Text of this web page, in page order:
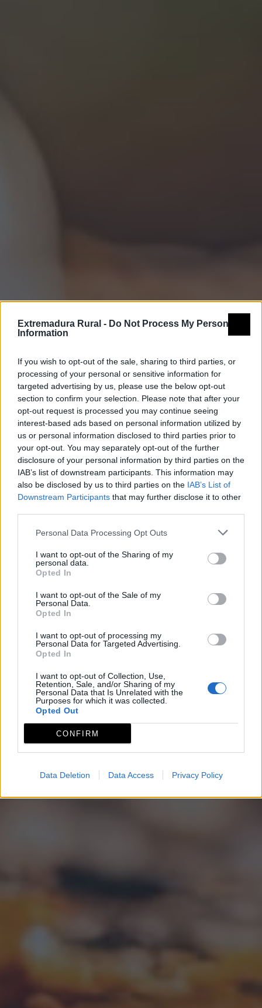
Extremadura Rural - Do Not Process My Personal
Information
If you wish to opt-out of the sale, sharing to third parties, or
processing of your personal or sensitive information for
targeted advertising by us, please use the below opt-out
section to confirm your selection. Please note that after your
opt-out request is processed you may continue seeing
interest-based ads based on personal information utilized by
us or personal information disclosed to third parties prior to
your opt-out. You may separately opt-out of the further
disclosure of your personal information by third parties on the
IAB’s list of downstream participants. This information may
also be disclosed by us to third parties on the IAB’s List of
Downstream Participants that may further disclose it to other
Personal Data Processing Opt Outs
I want to opt-out of the Sharing of my
personal data.
Opted In
I want to opt-out of the Sale of my
Personal Data.
Opted In
I want to opt-out of processing my
Personal Data for Targeted Advertising.
Opted In
I want to opt-out of Collection, Use,
Retention, Sale, and/or Sharing of my
Personal Data that Is Unrelated with the
Purposes for which it was collected.
Opted Out
CONFIRM
Data Deletion Data Access Privacy Policy